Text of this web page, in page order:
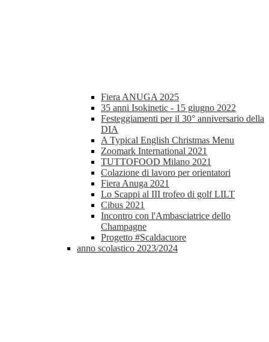
Fiera ANUGA 2025
35 anni Isokinetic - 15 giugno 2022
Festeggiamenti per il 30° anniversario della
DIA
A Typical English Christmas Menu
Zoomark International 2021
TUTTOFOOD Milano 2021
Colazione di lavoro per orientatori
Fiera Anuga 2021
Lo Scappi al III trofeo di golf LILT
Cibus 2021
Incontro con l'Ambasciatrice dello
Champagne
Progetto #Scaldacuore
anno scolastico 2023/2024